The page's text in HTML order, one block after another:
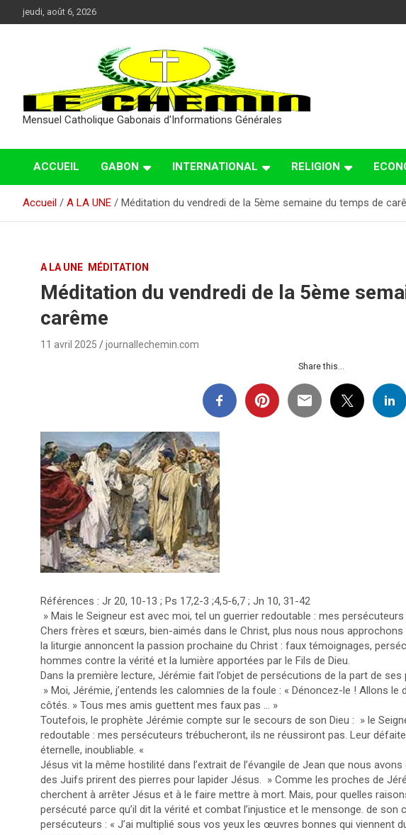
au
jeudi, août 6, 2026
Mensuel Catholique Gabonais d'Informations Générales
ACCUEIL GABON INTERNATIONAL RELIGION
Accueil A LA UNE Méditation du vendredi de la 5ème semaine du temps de
A LA UNE MÉDITATION
Méditation du vendredi de la 5ème
carême
11 avril 2025 journallechemin.com
Share this...
Références : Jr 20, 10-13 ; Ps 17,2-3 ;4,5-6,7 ; Jn 10, 31-42
» Mais le Seigneur est avec moi, tel un guerrier redoutable : mes
Chers frères et sœurs, bien-aimés dans le Christ, plus nous nous
la liturgie annoncent la passion prochaine du Christ : faux témoignages,
hommes contre la vérité et la lumière apportées par le Fils de Dieu.
Dans la première lecture, Jérémie fait l’objet de persécutions de la part de
» Moi, Jérémie, j’entends les calomnies de la foule : « Dénoncez-le ! Allons le
côtés. » Tous mes amis guettent mes faux pas … »
Toutefois, le prophète Jérémie compte sur le secours de son Dieu : » le
redoutable : mes persécuteurs trébucheront, ils ne réussiront pas. Leur
éternelle, inoubliable. «
Jésus vit la même hostilité dans l’extrait de l’évangile de Jean que nous
des Juifs prirent des pierres pour lapider Jésus. » Comme les proches de
cherchent à arrêter Jésus et à le faire mettre à mort. Mais, pour quelles
persécuté parce qu’il dit la vérité et combat l’injustice et le mensonge. de
persécuteurs : « J’ai multiplié sous vos yeux les œuvres bonnes qui viennent